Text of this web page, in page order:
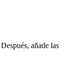
añade las